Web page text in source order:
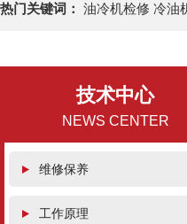
热门关键词： 油冷机检修 冷油
技术中心
NEWS CENTER
维修保养
工作原理